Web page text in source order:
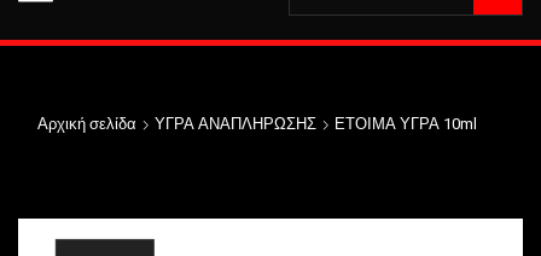
Αρχική σελίδα ΥΓΡΑ ΑΝΑΠΛΗΡΩΣΗΣ ΕΤΟΙΜΑ ΥΓΡΑ 10ml